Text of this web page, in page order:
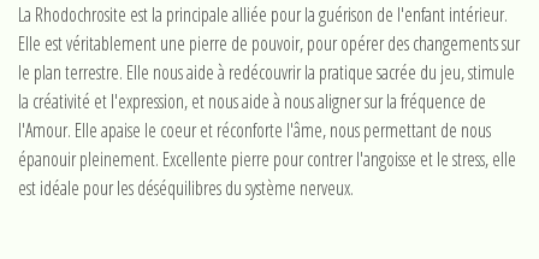
La Rhodochrosite est la principale alliée pour la guérison de l'enfant intérieur.
Elle est véritablement une pierre de pouvoir, pour opérer des changements sur
le plan terrestre. Elle nous aide à redécouvrir la pratique sacrée du jeu, stimule
la créativité et l'expression, et nous aide à nous aligner sur la fréquence de
l'Amour. Elle apaise le coeur et réconforte l'âme, nous permettant de nous
épanouir pleinement. Excellente pierre pour contrer l'angoisse et le stress, elle
est idéale pour les déséquilibres du système nerveux.